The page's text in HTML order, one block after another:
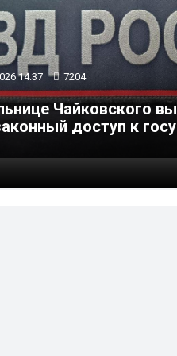
14:37 7204
Чайковского
доступ к